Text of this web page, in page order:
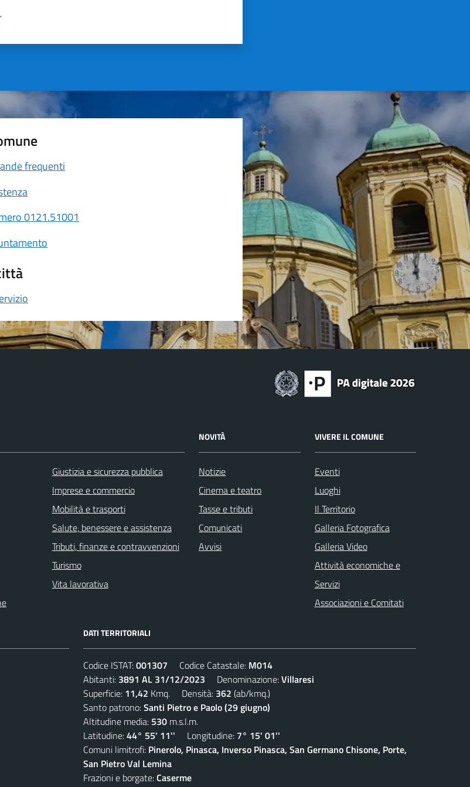
pagina
frequenti
0121.51001
Giustizia e sicurezza pubblica
Imprese e commercio
Mobilità e trasporti
Salute, benessere e assistenza
Tributi, finanze e contravvenzioni
Turismo
Vita lavorativa
NOVITÀ
Notizie
Cinema e teatro
Tasse e tributi
Comunicati
Avvisi
VIVERE IL COMUNE
Eventi
Luoghi
Il Territorio
Galleria Fotografica
Galleria Video
Attività economiche e
Servizi
Associazioni e Comitati
DATI TERRITORIALI
Codice ISTAT:001307 Codice Catastale: M014
Abitanti: 3891 AL 31/12/2023 Denominazione:Villaresi
Superficie: 11,42 Kmq. Densità: 362 (ab/kmq.)
Santo patrono:Santi Pietro e Paolo (29 giugno)
Altitudine media: 530 m.s.l.m.
Latitudine:44° 55' 11'' Longitudine: 7° 15' 01''
Comuni limitrofi: Pinerolo, Pinasca, Inverso Pinasca, San Germano Chisone, Porte,
San Pietro Val Lemina
Frazioni e borgate:Caserme